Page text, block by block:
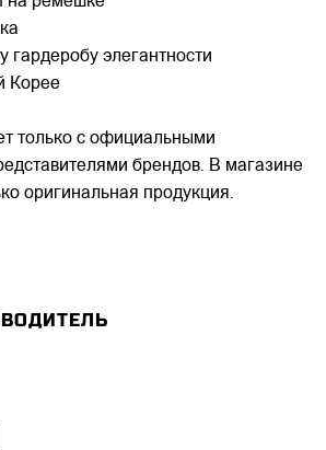
гардеробу элегантности
Корее
только с официальными
брендов. В магазине
оригинальная продукция.